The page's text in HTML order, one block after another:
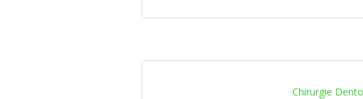
Chirurgie